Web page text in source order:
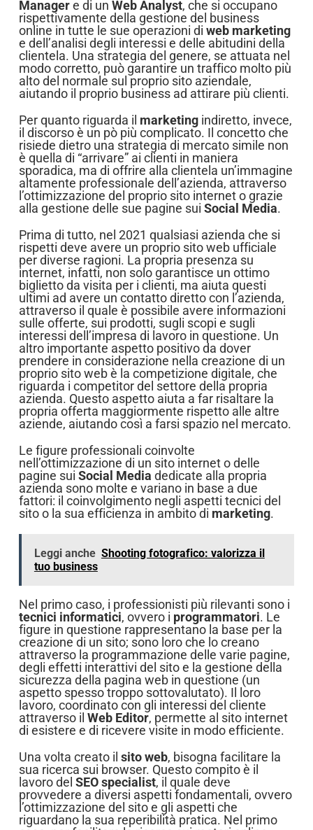
Managere di un Web Analyst, che si occupano
rispettivamente della gestione del business
online in tutte le sue operazioni di web marketing
e dell’analisi degli interessi e delle abitudini della
clientela. Una strategia del genere, se attuata nel
modo corretto, può garantire un traffico molto più
alto del normale sul proprio sito aziendale,
aiutando il proprio business ad attirare più clienti.
Per quanto riguarda il marketing indiretto, invece,
il discorso è un pò più complicato. Il concetto che
risiede dietro una strategia di mercato simile non
è quella di “arrivare” ai clienti in maniera
sporadica, ma di offrire alla clientela un’immagine
altamente professionale dell’azienda, attraverso
l’ottimizzazione del proprio sito internet o grazie
alla gestione delle sue pagine sui Social Media.
Prima di tutto, nel 2021 qualsiasi azienda che si
rispetti deve avere un proprio sito web ufficiale
per diverse ragioni. La propria presenza su
internet, infatti, non solo garantisce un ottimo
biglietto da visita per i clienti, ma aiuta questi
ultimi ad avere un contatto diretto con l’azienda,
attraverso il quale è possibile avere informazioni
sulle offerte, sui prodotti, sugli scopi e sugli
interessi dell’impresa di lavoro in questione. Un
altro importante aspetto positivo da dover
prendere in considerazione nella creazione di un
proprio sito web è la competizione digitale, che
riguarda i competitor del settore della propria
azienda. Questo aspetto aiuta a far risaltare la
propria offerta maggiormente rispetto alle altre
aziende, aiutando così a farsi spazio nel mercato.
Le figure professionali coinvolte
nell’ottimizzazione di un sito internet o delle
pagine sui Social Media dedicate alla propria
azienda sono molte e variano in base a due
fattori: il coinvolgimento negli aspetti tecnici del
sito o la sua efficienza in ambito di marketing.
Leggi anche Shooting fotografico: valorizza il
tuo business
Nel primo caso, i professionisti più rilevanti sono i
tecnici informatici, ovvero i programmatori. Le
figure in questione rappresentano la base per la
creazione di un sito; sono loro che lo creano
attraverso la programmazione delle varie pagine,
degli effetti interattivi del sito e la gestione della
sicurezza della pagina web in questione (un
aspetto spesso troppo sottovalutato). Il loro
lavoro, coordinato con gli interessi del cliente
attraverso il Web Editor, permette al sito internet
di esistere e di ricevere visite in modo efficiente.
Una volta creato il sito web, bisogna facilitare la
sua ricerca sui browser. Questo compito è il
lavoro del SEO specialist, il quale deve
provvedere a diversi aspetti fondamentali, ovvero
l’ottimizzazione del sito e gli aspetti che
riguardano la sua reperibilità pratica. Nel primo